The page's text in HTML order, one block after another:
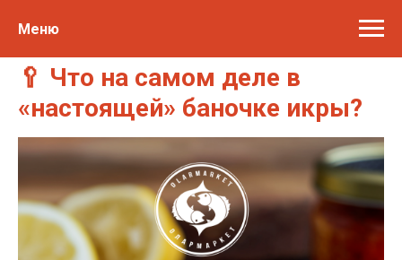
Меню
🥄 Что на самом деле в
«настоящей» баночке икры?